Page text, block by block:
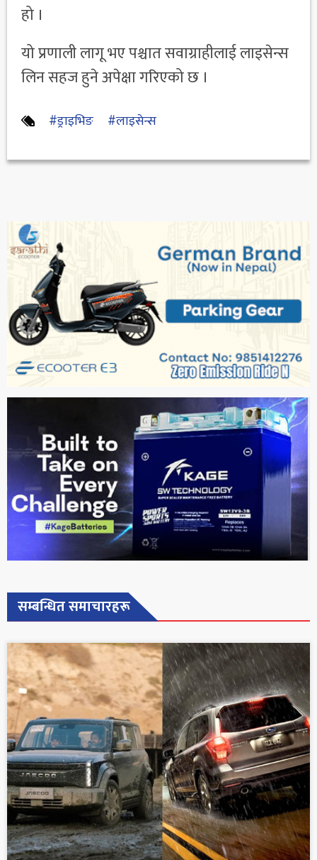
हो ।
यो प्रणाली लागू भए पश्चात सवाग्राहीलाई लाइसेन्स
लिन सहज हुने अपेक्षा गरिएको छ ।
#ड्राइभिङ #लाइसेन्स
सम्बन्धित समाचारहरू